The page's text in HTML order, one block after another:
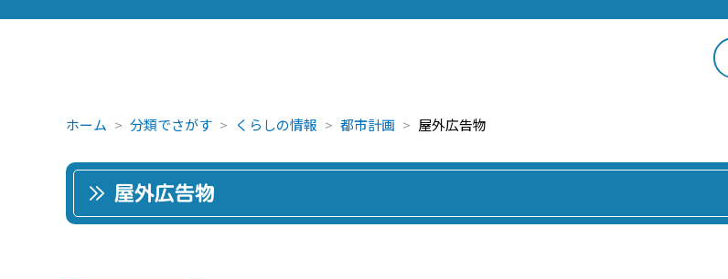
ホーム 分類でさがす くらしの情報 都市計画 屋外広告物
屋外広告物